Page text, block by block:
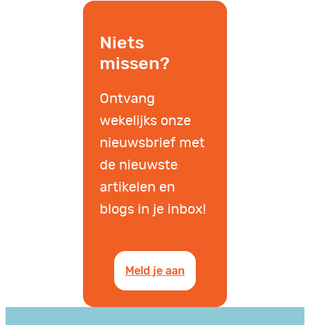
Niets
missen?
Ontvang
wekelijks onze
nieuwsbrief met
de nieuwste
artikelen en
blogs in je inbox!
Meld je aan